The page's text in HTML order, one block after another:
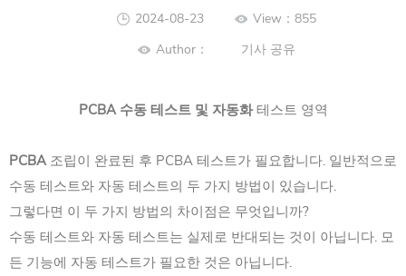
2024-08-23
View：855
Author： 기사 공유
PCBA 수동 테스트 및 자동화테스트 영역
PCBA조립이 완료된 후 PCBA 테스트가 필요합니다. 일반적으로
수동 테스트와 자동 테스트의 두 가지 방법이 있습니다.
그렇다면 이 두 가지 방법의 차이점은 무엇입니까?
수동 테스트와 자동 테스트는 실제로 반대되는 것이 아닙니다. 모
든 기능에 자동 테스트가 필요한 것은 아닙니다.